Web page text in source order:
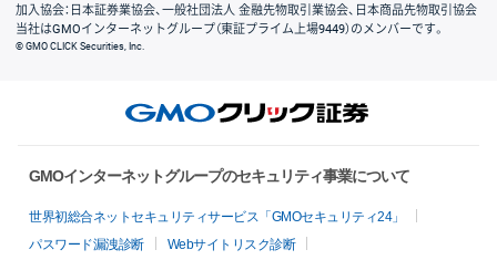
加入協会：日本証券業協会、一般社団法人 金融先物取引業協会、日本商品先物取引協会
当社はGMOインターネットグループ（東証プライム上場9449）のメンバーです。
© GMO CLICK Securities, Inc.
GMOインターネットグループのセキュリティ事業について
世界初総合ネットセキュリティサービス「GMOセキュリティ24」
パスワード漏洩診断
Webサイトリスク診断